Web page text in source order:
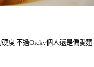
度 不過Oicky個人還是偏愛麵